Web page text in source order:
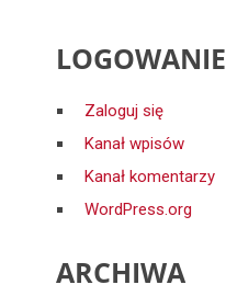
LOGOWANIE
Zaloguj się
Kanał wpisów
Kanał komentarzy
WordPress.org
ARCHIWA